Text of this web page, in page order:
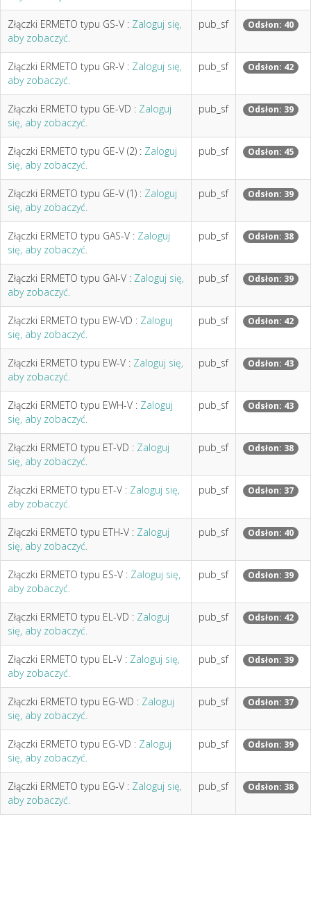
Złączki ERMETO typu GS-V : Zaloguj się,
aby zobaczyć.
pub_sf Odsłon: 40
Złączki ERMETO typu GR-V : Zaloguj się,
aby zobaczyć.
pub_sf Odsłon: 42
Złączki ERMETO typu GE-VD : Zaloguj
się, aby zobaczyć.
pub_sf Odsłon: 39
Złączki ERMETO typu GE-V (2) : Zaloguj
się, aby zobaczyć.
pub_sf Odsłon: 45
Złączki ERMETO typu GE-V (1) : Zaloguj
się, aby zobaczyć.
pub_sf Odsłon: 39
Złączki ERMETO typu GAS-V : Zaloguj
się, aby zobaczyć.
pub_sf Odsłon: 38
Złączki ERMETO typu GAI-V : Zaloguj się,
aby zobaczyć.
pub_sf Odsłon: 39
Złączki ERMETO typu EW-VD : Zaloguj
się, aby zobaczyć.
pub_sf Odsłon: 42
Złączki ERMETO typu EW-V : Zaloguj się,
aby zobaczyć.
pub_sf Odsłon: 43
Złączki ERMETO typu EWH-V : Zaloguj
się, aby zobaczyć.
pub_sf Odsłon: 43
Złączki ERMETO typu ET-VD : Zaloguj
się, aby zobaczyć.
pub_sf Odsłon: 38
Złączki ERMETO typu ET-V : Zaloguj się,
aby zobaczyć.
pub_sf Odsłon: 37
Złączki ERMETO typu ETH-V : Zaloguj
się, aby zobaczyć.
pub_sf Odsłon: 40
Złączki ERMETO typu ES-V : Zaloguj się,
aby zobaczyć.
pub_sf Odsłon: 39
Złączki ERMETO typu EL-VD : Zaloguj
się, aby zobaczyć.
pub_sf Odsłon: 42
Złączki ERMETO typu EL-V : Zaloguj się,
aby zobaczyć.
pub_sf Odsłon: 39
Złączki ERMETO typu EG-WD : Zaloguj
się, aby zobaczyć.
pub_sf Odsłon: 37
Złączki ERMETO typu EG-VD : Zaloguj
się, aby zobaczyć.
pub_sf Odsłon: 39
Złączki ERMETO typu EG-V : Zaloguj się,
aby zobaczyć.
pub_sf Odsłon: 38